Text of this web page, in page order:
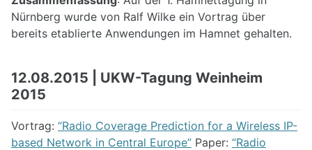
Nürnberg wurde von Ralf Wilke ein Vortrag über
bereits etablierte Anwendungen im Hamnet gehalten.
12.08.2015 | UKW-Tagung Weinheim
2015
Vortrag: “Radio Coverage Prediction for a Wireless IP-
based Network in Central Europe” Paper: “Radio